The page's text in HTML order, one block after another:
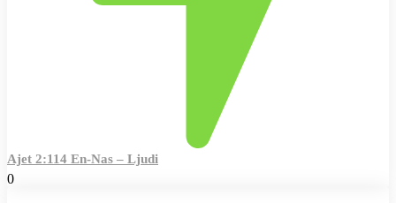
Ajet 2:114 En-Nas – Ljudi
0